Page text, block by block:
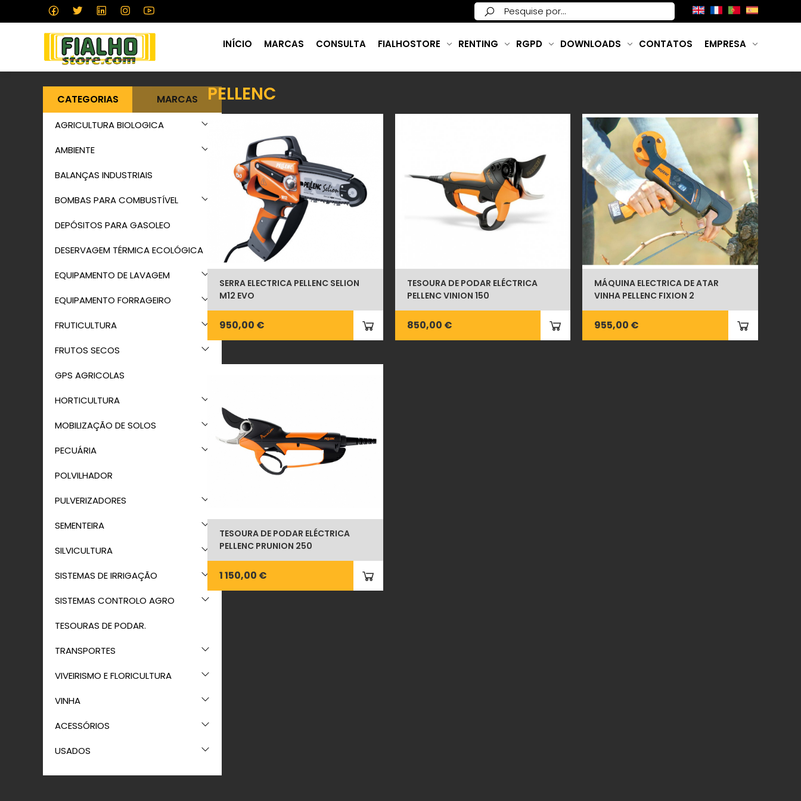
INÍCIO MARCAS CONSULTA FIALHOSTORE RENTING RGPD DOWNLOADS CONTATOS EMPRESA
CATEGORIAS MARCAS
AGRICULTURA BIOLOGICA
AMBIENTE
BALANÇAS INDUSTRIAIS
BOMBAS PARA COMBUSTÍVEL
DEPÓSITOS PARA GASOLEO
DESERVAGEM TÉRMICA ECOLÓGICA
EQUIPAMENTO DE LAVAGEM
EQUIPAMENTO FORRAGEIRO
FRUTICULTURA
FRUTOS SECOS
GPS AGRICOLAS
HORTICULTURA
MOBILIZAÇÃO DE SOLOS
PECUÁRIA
POLVILHADOR
PULVERIZADORES
SEMENTEIRA
SILVICULTURA
SISTEMAS DE IRRIGAÇÃO
SISTEMAS CONTROLO AGRO
TESOURAS DE PODAR.
TRANSPORTES
VIVEIRISMO E FLORICULTURA
VINHA
ACESSÓRIOS
USADOS
PELLENC
SERRA ELECTRICA PELLENC SELION
M12 EVO
950,00 €
TESOURA DE PODAR ELÉCTRICA
PELLENC VINION 150
850,00 €
MÁQUINA ELECTRICA DE ATAR
VINHA PELLENC FIXION 2
955,00 €
TESOURA DE PODAR ELÉCTRICA
PELLENC PRUNION 250
1 150,00 €